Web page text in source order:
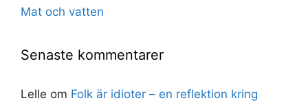
Mat och vatten
Senaste kommentarer
Lelle om Folk är idioter – en reflektion kring